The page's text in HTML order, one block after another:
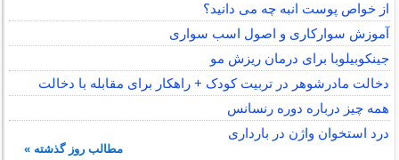
از خواص پوست انبه چه می دانید؟
آموزش سوارکاری و اصول اسب سواری
جینکوبیلوبا برای درمان ریزش مو
دخالت مادرشوهر در تربیت کودک + راهکار برای مقابله با دخالت
همه چیز درباره دوره رنسانس
درد استخوان واژن در بارداری
مطالب روز گذشته »